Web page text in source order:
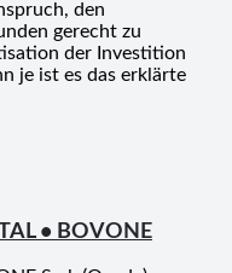
den
gerecht zu
der Investition
je ist es das erklärte
• BOVONE